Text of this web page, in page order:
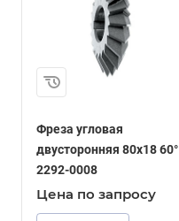
Фреза угловая
двусторонняя 80x18 60°
2292-0008
Цена по запросу